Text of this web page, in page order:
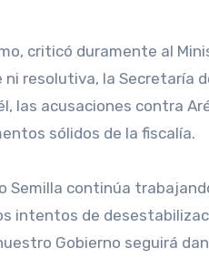
criticó duramente al
resolutiva, la Secretaría
las acusaciones contra
sólidos de la fiscalía.
Semilla continúa
intentos de
Gobierno seguirá